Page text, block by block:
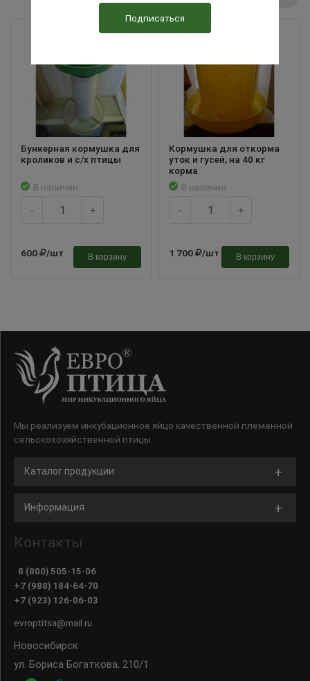
Бункерная кормушка для
кроликов и с/х птицы
В наличии
- +
600 /шт В корзину
Кормушка для откорма
уток и гусей, на 40 кг
корма
В наличии
- +
1 700 /шт В корзину
Мы реализуем инкубационное яйцо качественной племенной
сельскохозяйственной птицы.
Каталог продукции
Информация
Контакты
8 (800) 505-15-06
+7 (988) 184-64-70
+7 (923) 126-06-03
evroptitsa@mail.ru
Новосибирск
ул. Бориса Богаткова, 210/1